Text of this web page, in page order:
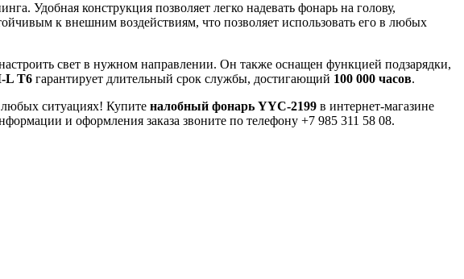
Удобная конструкция позволяет легко надевать фонарь на голову,
к внешним воздействиям, что позволяет использовать его в любых
свет в нужном направлении. Он также оснащен функцией подзарядки,
L T6 гарантирует длительный срок службы, достигающий 100 000 часов.
ситуациях! Купите налобный фонарь YYC-2199 в интернет-магазине
и оформления заказа звоните по телефону +7 985 311 58 08.